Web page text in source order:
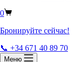
0
Бронируйте сейчас!
📞 +34 671 40 89 70
Меню